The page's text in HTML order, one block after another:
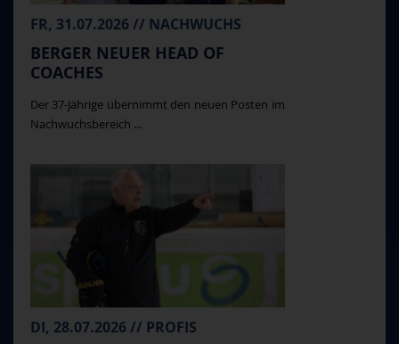
FR, 31.07.2026 // NACHWUCHS
BERGER NEUER HEAD OF
COACHES
Der 37-Jährige übernimmt den neuen Posten im
Nachwuchsbereich ...
DI, 28.07.2026 // PROFIS